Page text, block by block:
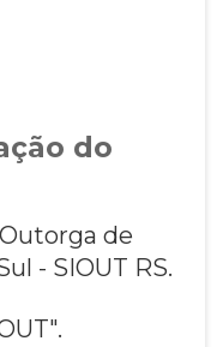
do
de
- SIOUT RS.